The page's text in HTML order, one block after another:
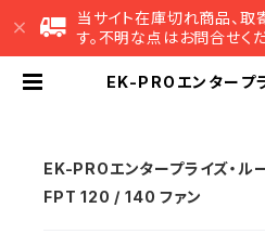
当サイト在庫切れ商品、
す。不明な点はお問合せくだ
EK-PROエンタープ
EK-PROエンタープライズ・
FPT 120 / 140 ファン